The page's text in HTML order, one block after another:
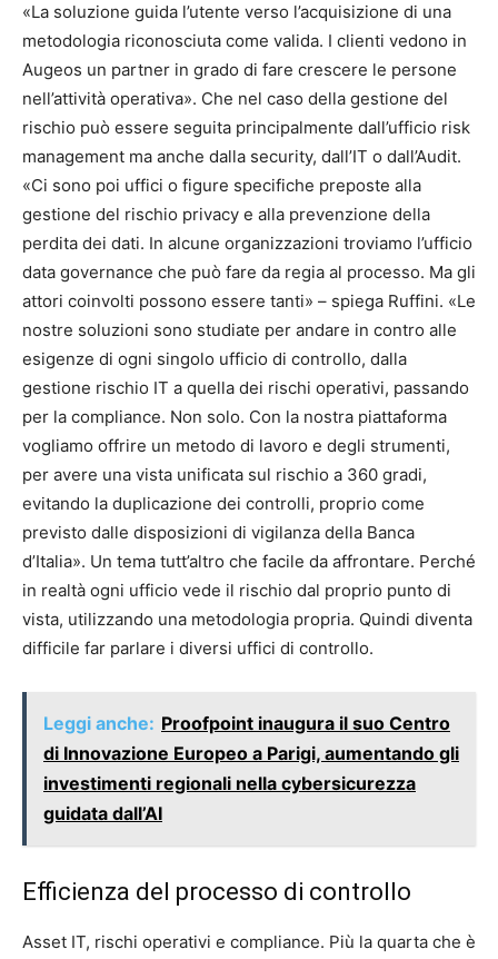
«La soluzione guida l’utente verso l’acquisizione di una
metodologia riconosciuta come valida. I clienti vedono in
Augeos un partner in grado di fare crescere le persone
nell’attività operativa». Che nel caso della gestione del
rischio può essere seguita principalmente dall’ufficio risk
management ma anche dalla security, dall’IT o dall’Audit.
«Ci sono poi uffici o figure specifiche preposte alla
gestione del rischio privacy e alla prevenzione della
perdita dei dati. In alcune organizzazioni troviamo l’ufficio
data governance che può fare da regia al processo. Ma gli
attori coinvolti possono essere tanti» – spiega Ruffini. «Le
nostre soluzioni sono studiate per andare in contro alle
esigenze di ogni singolo ufficio di controllo, dalla
gestione rischio IT a quella dei rischi operativi, passando
per la compliance. Non solo. Con la nostra piattaforma
vogliamo offrire un metodo di lavoro e degli strumenti,
per avere una vista unificata sul rischio a 360 gradi,
evitando la duplicazione dei controlli, proprio come
previsto dalle disposizioni di vigilanza della Banca
d’Italia». Un tema tutt’altro che facile da affrontare. Perché
in realtà ogni ufficio vede il rischio dal proprio punto di
vista, utilizzando una metodologia propria. Quindi diventa
difficile far parlare i diversi uffici di controllo.
Leggi anche: Proofpoint inaugura il suo Centro
di Innovazione Europeo a Parigi, aumentando gli
investimenti regionali nella cybersicurezza
guidata dall’AI
Efficienza del processo di controllo
Asset IT, rischi operativi e compliance. Più la quarta che è